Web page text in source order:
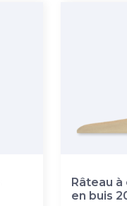
Râteau
en buis